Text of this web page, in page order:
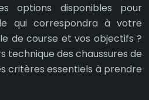
options disponibles pour
qui correspondra à votre
de course et vos objectifs ?
technique des chaussures de
critères essentiels à prendre